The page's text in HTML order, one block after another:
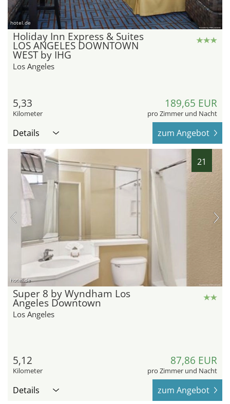
hotel.de
Holiday Inn Express & Suites
LOS ANGELES DOWNTOWN
WEST by IHG
Los Angeles
5,33
Kilometer
189,65 EUR
pro Zimmer und Nacht
Details zum Angebot
21
hotel.de
Super 8 by Wyndham Los
Angeles Downtown
Los Angeles
5,12
Kilometer
87,86 EUR
pro Zimmer und Nacht
Details zum Angebot